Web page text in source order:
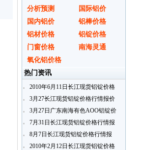
分析预测
国际铝价
国内铝价
铝棒价格
铝材价格
铝锭价格
门窗价格
南海灵通
氧化铝价格
热门资讯
2010年6月11日长江现货铝锭价格
行情报价
3月27长江现货铝锭价格行情报价
3月27日广东南海有色AOO铝锭价
7月31日长江现货铝锭价格行情报
8月7日长江现货铝锭价格行情报
2010年2月12日长江现货铝锭价格